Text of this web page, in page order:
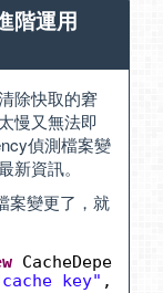
階運用
除快取的窘
慢又無法即
偵測檔案變
資訊。
案變更了，就
key" ,